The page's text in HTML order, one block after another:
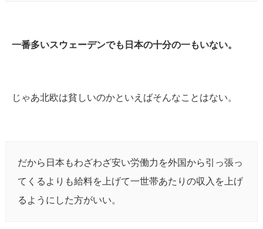
一番多いスウェーデンでも日本の十分の一もいない。
じゃあ北欧は貧しいのかといえばそんなことはない。
だから日本もわざわざ安い労働力を外国から引っ張っ
てくるよりも給料を上げて一世帯あたりの収入を上げ
るようにした方がいい。